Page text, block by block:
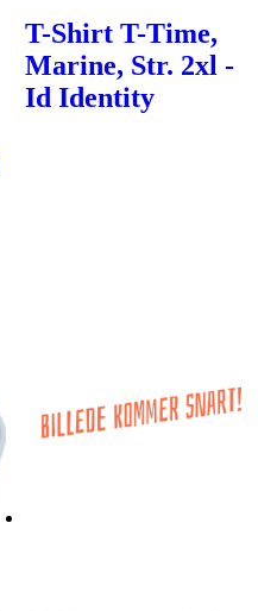
T-Shirt T-Time,
Marine, Str. 2xl -
Id Identity